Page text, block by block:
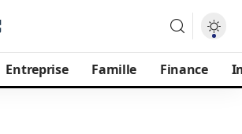
Entreprise Famille Finance